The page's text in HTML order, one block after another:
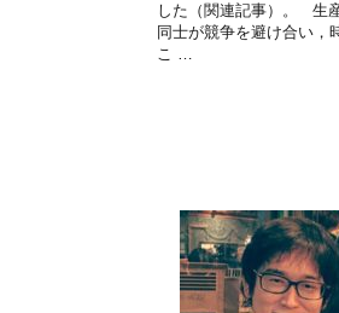
した（関連記事）。 生
同士が競争を避け合い，
こ …